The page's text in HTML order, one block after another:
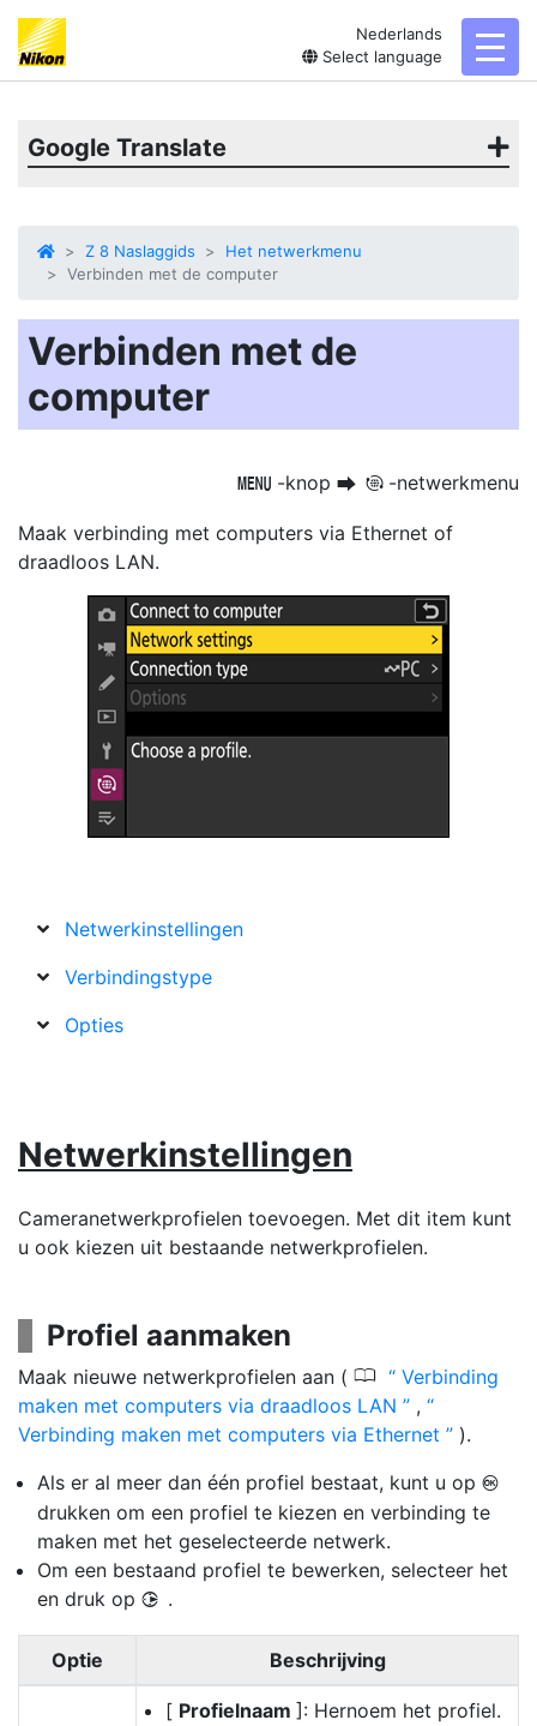
Nederlands
Select language
Google Translate
Z 8 Naslaggids
Het netwerkmenu
Verbinden met de computer
Verbinden met de
computer
G -knop U F -netwerkmenu
Maak verbinding met computers via Ethernet of
draadloos LAN.
Netwerkinstellingen
Verbindingstype
Opties
Netwerkinstellingen
Cameranetwerkprofielen toevoegen. Met dit item kunt
u ook kiezen uit bestaande netwerkprofielen.
Profiel aanmaken
Maak nieuwe netwerkprofielen aan ( 0
Verbinding
maken met computers via draadloos LAN
,
Verbinding maken met computers via Ethernet
).
Als er al meer dan één profiel bestaat, kunt u op J
drukken om een profiel te kiezen en verbinding te
maken met het geselecteerde netwerk.
Om een bestaand profiel te bewerken, selecteer het
en druk op 2 .
Optie Beschrijving
[ Profielnaam ]: Hernoem het profiel.